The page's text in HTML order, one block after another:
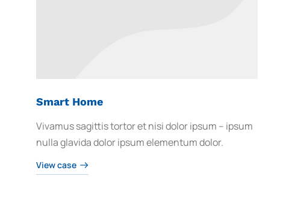
Smart Home
Vivamus sagittis tortor et nisi dolor ipsum – ipsum
nulla glavida dolor ipsum elementum dolor.
View case